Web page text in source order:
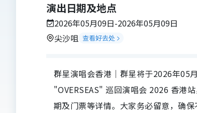
演出日期及地点
2026年05月09日-2026年05月09日
尖沙咀 查看好去处
群星演唱会香港｜群星将于2026年05
"OVERSEAS" 巡回演唱会 2026 香港
期及门票等详情。大家务必留意，确保